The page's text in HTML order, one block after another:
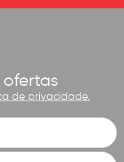
ofertas
de privacidade.